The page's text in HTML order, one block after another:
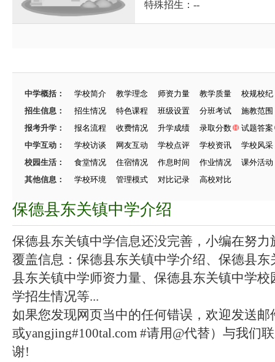
特殊招生：--
中学概括： 学校简介 教学理念 师资力量 教学质量
校规校纪
招生信息：
招生情况 特色课程 班级设置 分班考试
施教范围
报考升学：
报名流程 收费情况 升学成绩 录取分数
试题答案
中学互动：
学校访谈 网友互动 学校点评 学校资讯
学校风采
校园生活：
食堂情况 住宿情况 作息时间 作业情况
课外活动
其他信息：
学校环境 管理模式 对比记录 高校对比
保德县东关镇中学介绍
保德县东关镇中学信息还没完善，小编在努力
覆盖信息：保德县东关镇中学介绍、保德县
县东关镇中学师资力量、保德县东关镇中学
学招生情况等...
如果您发现网页当中的任何错误，欢迎发送邮
或yangjing#100tal.com #请用@代替）与我们
谢!